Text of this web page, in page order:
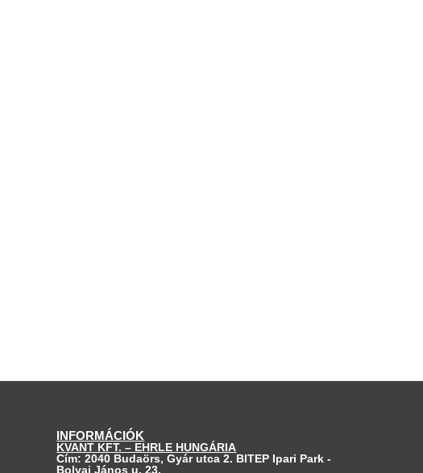
INFORMÁCIÓK
KVANT KFT. – EHRLE HUNGÁRIA
Cím: 2040 Budaörs, Gyár utca 2. BITEP Ipari Park -
Bolyai János u. 23.